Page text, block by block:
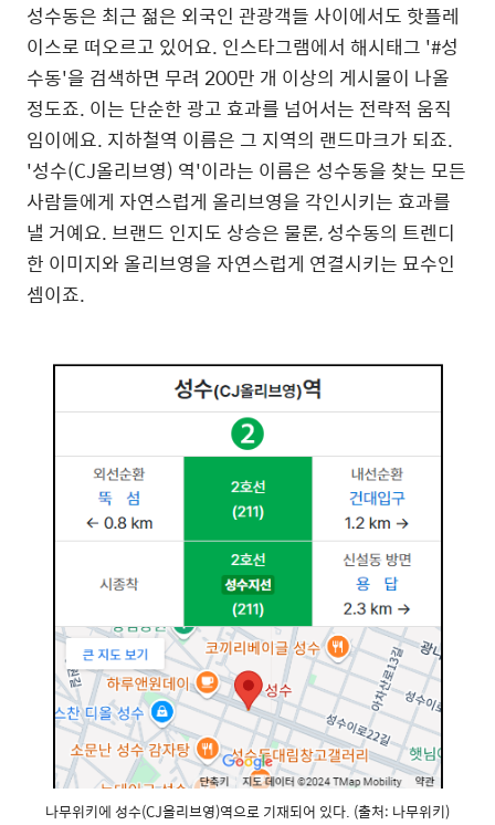
성수동은 최근 젊은 외국인 관광객들 사이에서도 핫플레
이스로 떠오르고 있어요. 인스타그램에서 해시태그 '#성
수동'을 검색하면 무려 200만 개 이상의 게시물이 나올
정도죠. 이는 단순한 광고 효과를 넘어서는 전략적 움직
임이에요. 지하철역 이름은 그 지역의 랜드마크가 되죠.
'성수(CJ올리브영) 역'이라는 이름은 성수동을 찾는 모든
사람들에게 자연스럽게 올리브영을 각인시키는 효과를
낼 거예요. 브랜드 인지도 상승은 물론, 성수동의 트렌디
한 이미지와 올리브영을 자연스럽게 연결시키는 묘수인
셈이죠.
나무위키에 성수(CJ올리브영)역으로 기재되어 있다. (출처: 나무위키)